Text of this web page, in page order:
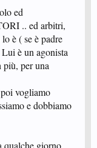
ed
.. ed arbitri,
è ( se è padre
è un agonista
più, per una
vogliamo
e dobbiamo
giorno.